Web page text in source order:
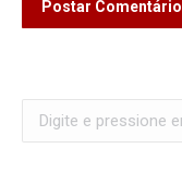
Postar Comentário
Search: